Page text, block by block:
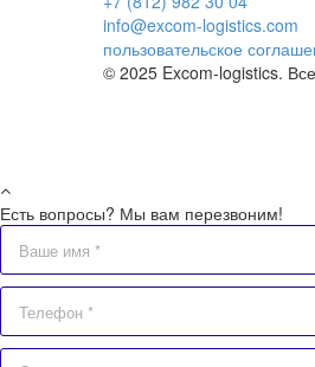
info@excom-logistics.com
пользовательское
© 2025 Excom-logistics.
Есть вопросы? Мы вам перезвоним!